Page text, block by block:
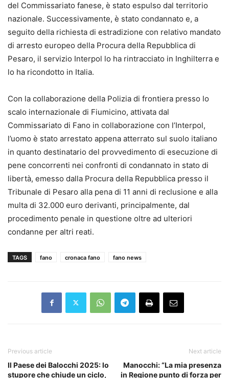
del Commissariato fanese, è stato espulso dal territorio
nazionale. Successivamente, è stato condannato e, a
seguito della richiesta di estradizione con relativo mandato
di arresto europeo della Procura della Repubblica di
Pesaro, il servizio Interpol lo ha rintracciato in Inghilterra e
lo ha ricondotto in Italia.
Con la collaborazione della Polizia di frontiera presso lo
scalo internazionale di Fiumicino, attivata dal
Commissariato di Fano in collaborazione con l’Interpol,
l’uomo è stato arrestato appena atterrato sul suolo italiano
in quanto destinatario del provvedimento di esecuzione di
pene concorrenti nei confronti di condannato in stato di
libertà, emesso dalla Procura della Repubblica presso il
Tribunale di Pesaro alla pena di 11 anni di reclusione e alla
multa di 32.000 euro derivanti, principalmente, dal
procedimento penale in questione oltre ad ulteriori
condanne per altri reati.
TAGS fano cronaca fano fano news
Previous article
Il Paese dei Balocchi 2025: lo
stupore che chiude un ciclo,
Next article
Manocchi: “La mia presenza
in Regione punto di forza per